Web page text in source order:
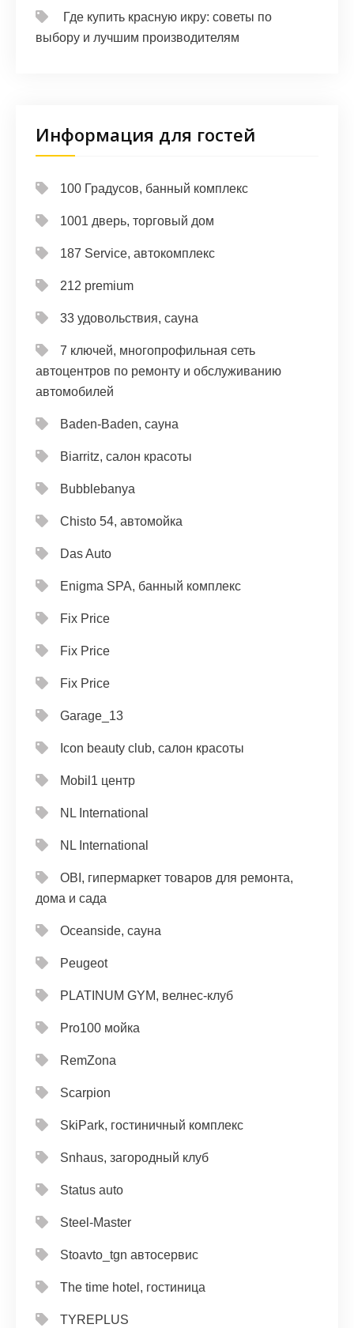
Где купить красную икру: советы по
выбору и лучшим производителям
Информация для гостей
100 Градусов, банный комплекс
1001 дверь, торговый дом
187 Service, автокомплекс
212 premium
33 удовольствия, сауна
7 ключей, многопрофильная сеть
автоцентров по ремонту и обслуживанию
автомобилей
Baden-Baden, сауна
Biarritz, салон красоты
Bubblebanya
Chisto 54, автомойка
Das Auto
Enigma SPA, банный комплекс
Fix Price
Fix Price
Fix Price
Garage_13
Icon beauty club, салон красоты
Mobil1 центр
NL International
NL International
OBI, гипермаркет товаров для ремонта,
дома и сада
Oceanside, сауна
Peugeot
PLATINUM GYM, велнес-клуб
Pro100 мойка
RemZona
Scarpion
SkiPark, гостиничный комплекс
Snhaus, загородный клуб
Status auto
Steel-Master
Stoavto_tgn автосервис
The time hotel, гостиница
TYREPLUS